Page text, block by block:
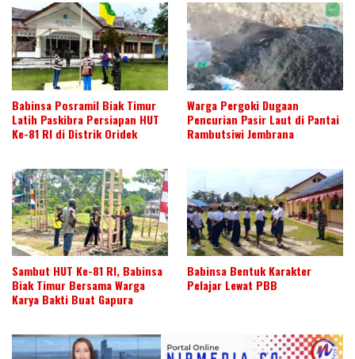
Babinsa Posramil Biak Timur
Latih Paskibra Persiapan HUT
Ke-81 RI di Distrik Oridek
Warga Pergoki Dugaan
Pencurian Pasir Laut di Pantai
Rambutsiwi Jembrana
Sambut HUT Ke-81 RI, Babinsa
Biak Timur Bersama Warga
Karya Bakti Buat Gapura
Babinsa Bentuk Karakter
Pelajar Lewat PBB